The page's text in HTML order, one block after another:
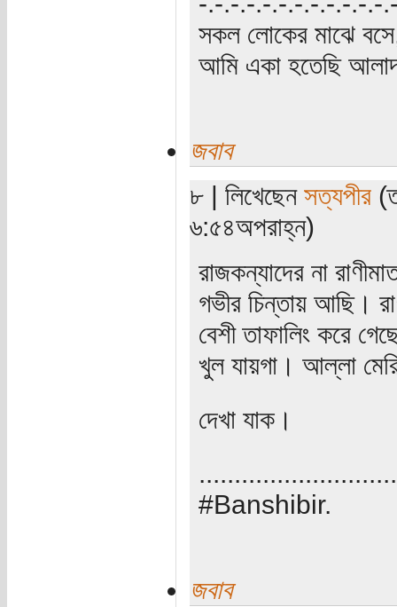
সকল লোকের মাঝে
আমি একা হতেছি
জবাব
৮ | লিখেছেন সত্যপীর
৬:৫৪অপরাহ্ন)
রাজকন্যাদের না
গভীর চিন্তায় আছি।
বেশী তাফালিং করে
খুল যায়গা। আল্লা
দেখা যাক।
#Banshibir.
জবাব